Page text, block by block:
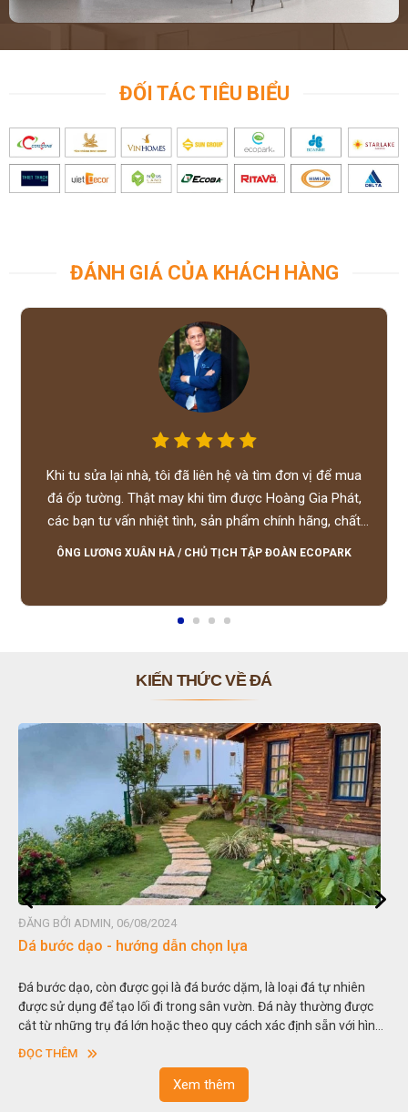
ĐỐI TÁC TIÊU BIỂU
ĐÁNH GIÁ CỦA KHÁCH HÀNG
Khi tu sửa lại nhà, tôi đã liên hệ và tìm đơn vị để mua
đá ốp tường. Thật may khi tìm được Hoàng Gia Phát,
các bạn tư vấn nhiệt tình, sản phẩm chính hãng, chất
lượng tốt, giá hợp lý, hỗ trợ tận tình.
ÔNG LƯƠNG XUÂN HÀ / CHỦ TỊCH TẬP ĐOÀN ECOPARK
KIẾN THỨC VỀ ĐÁ
ĐĂNG BỞI ADMIN, 06/08/2024
Dá bước dạo - hướng dẫn chọn lựa
Đá bước dạo, còn được gọi là đá bước dặm, là loại đá tự nhiên
được sử dụng để tạo lối đi trong sân vườn. Đá này thường được
cắt từ những trụ đá lớn hoặc theo quy cách xác định sẵn với hình
vuông hoặc hình chữ nhật và có độ dày khác nhau.
ĐỌC THÊM
Xem thêm